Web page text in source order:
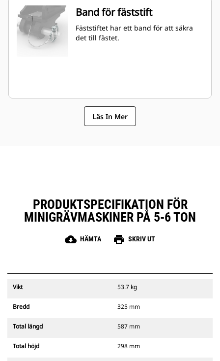
Band för fäststift
Fäststiftet har ett band för att säkra
det till fästet.
Läs In Mer
PRODUKTSPECIFIKATION FÖR
MINIGRÄVMASKINER PÅ 5-6 TON
cloud_download HÄMTA print SKRIV UT
Vikt 53.7 kg
Bredd 325 mm
Total längd 587 mm
Total höjd 298 mm